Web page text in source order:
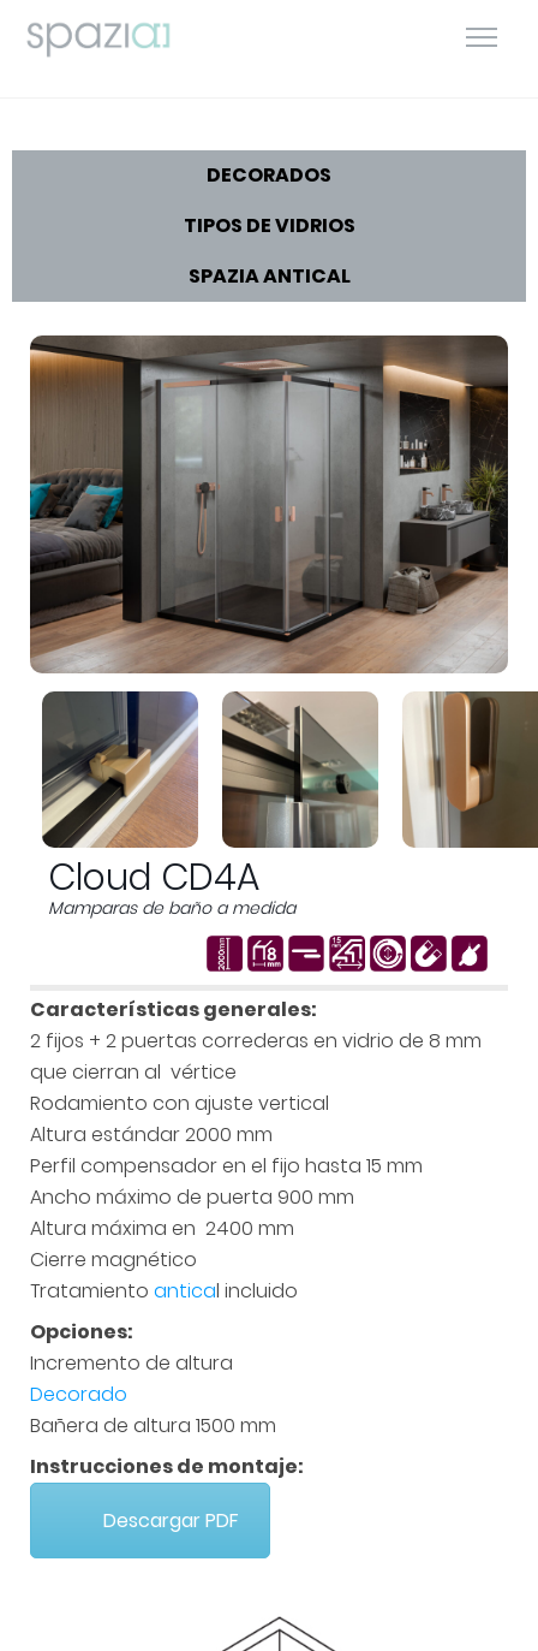
DECORADOS
TIPOS DE VIDRIOS
SPAZIA ANTICAL
Cloud CD4A
Mamparas de baño a medida
Características generales:
2 fijos + 2 puertas correderas en vidrio de 8 mm
que cierran al vértice
Rodamiento con ajuste vertical
Altura estándar 2000 mm
Perfil compensador en el fijo hasta 15 mm
Ancho máximo de puerta 900 mm
Altura máxima en 2400 mm
Cierre magnético
Tratamiento antical incluido
Opciones:
Incremento de altura
Decorado
Bañera de altura 1500 mm
Instrucciones de montaje:
Descargar PDF